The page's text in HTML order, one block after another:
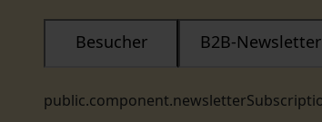
Besucher B2B-Newsletter